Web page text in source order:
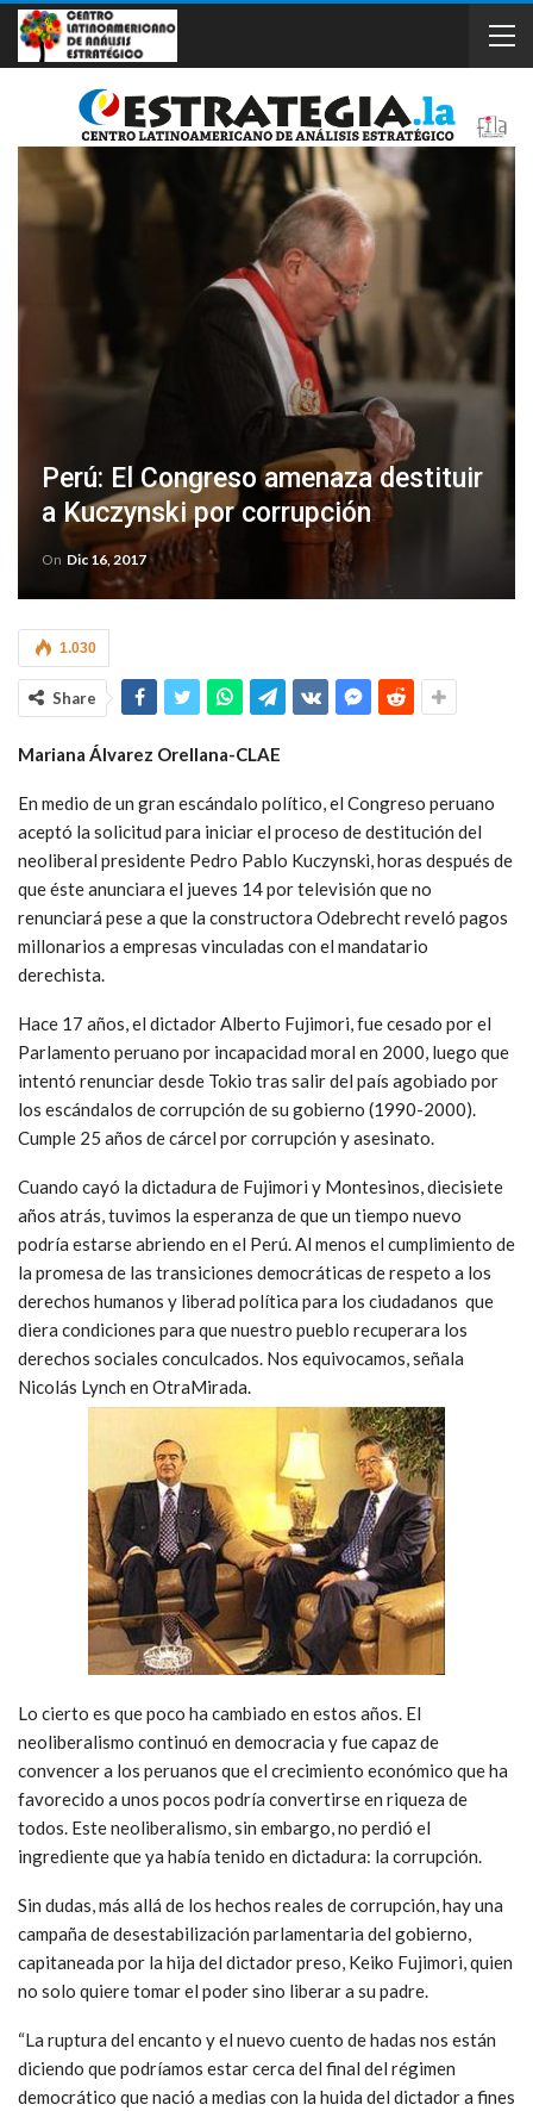
Perú: El Congreso amenaza destituir
a Kuczynski por corrupción
On Dic 16, 2017
1.030
Share
Mariana Álvarez Orellana-CLAE
En medio de un gran escándalo político, el Congreso peruano
aceptó la solicitud para iniciar el proceso de destitución del
neoliberal presidente Pedro Pablo Kuczynski, horas después de
que éste anunciara el jueves 14 por televisión que no
renunciará pese a que la constructora Odebrecht reveló pagos
millonarios a empresas vinculadas con el mandatario
derechista.
Hace 17 años, el dictador Alberto Fujimori, fue cesado por el
Parlamento peruano por incapacidad moral en 2000, luego que
intentó renunciar desde Tokio tras salir del país agobiado por
los escándalos de corrupción de su gobierno (1990-2000).
Cumple 25 años de cárcel por corrupción y asesinato.
Cuando cayó la dictadura de Fujimori y Montesinos, diecisiete
años atrás, tuvimos la esperanza de que un tiempo nuevo
podría estarse abriendo en el Perú. Al menos el cumplimiento de
la promesa de las transiciones democráticas de respeto a los
derechos humanos y liberad política para los ciudadanos que
diera condiciones para que nuestro pueblo recuperara los
derechos sociales conculcados. Nos equivocamos, señala
Nicolás Lynch en OtraMirada.
Lo cierto es que poco ha cambiado en estos años. El
neoliberalismo continuó en democracia y fue capaz de
convencer a los peruanos que el crecimiento económico que ha
favorecido a unos pocos podría convertirse en riqueza de
todos. Este neoliberalismo, sin embargo, no perdió el
ingrediente que ya había tenido en dictadura: la corrupción.
Sin dudas, más allá de los hechos reales de corrupción, hay una
campaña de desestabilización parlamentaria del gobierno,
capitaneada por la hija del dictador preso, Keiko Fujimori, quien
no solo quiere tomar el poder sino liberar a su padre.
“La ruptura del encanto y el nuevo cuento de hadas nos están
diciendo que podríamos estar cerca del final del régimen
democrático que nació a medias con la huida del dictador a fines